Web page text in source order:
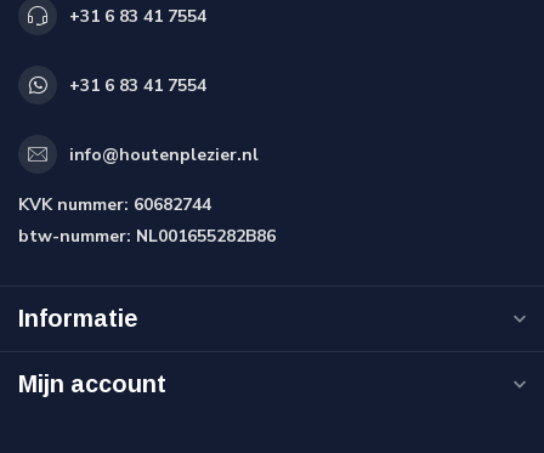
+31 6 83 41 7554
+31 6 83 41 7554
info@houtenplezier.nl
KVK nummer: 60682744
btw-nummer: NL001655282B86
Informatie
Mijn account